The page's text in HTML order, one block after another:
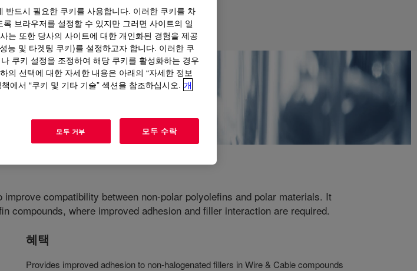
compatibility between non-polar polyolefins and polar materials. It
where improved adhesion and filler interaction are required.
혜택
Provides improved adhesion to non-halogenated fillers in Wire & Cable compounds
반드시 필요한 쿠키를 사용합니다. 이러한 쿠키를 차
브라우저를 설정할 수 있지만 그러면 사이트의 일
는 또한 당사의 사이트에 대한 개인화된 경험을 제공
능 및 타겟팅 쿠키)를 설정하고자 합니다. 이러한 쿠
쿠키 설정을 조정하여 해당 쿠키를 활성화하는 경우
의 선택에 대한 자세한 내용은 아래의 “자세한 정보
에서 “쿠키 및 기타 기술” 섹션을 참조하십시오. 개
모두 거부 모두 수락